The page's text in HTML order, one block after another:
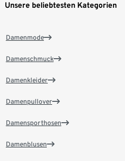
Unsere beliebtesten Kategorien
Damenmode
Damenschmuck
Damenkleider
Damenpullover
Damensporthosen
Damenblusen